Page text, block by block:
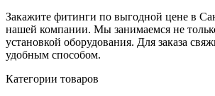
Закажите фитинги по выгодной цене в
нашей компании. Мы занимаемся не
установкой оборудования. Для заказа
удобным способом.
Категории товаров